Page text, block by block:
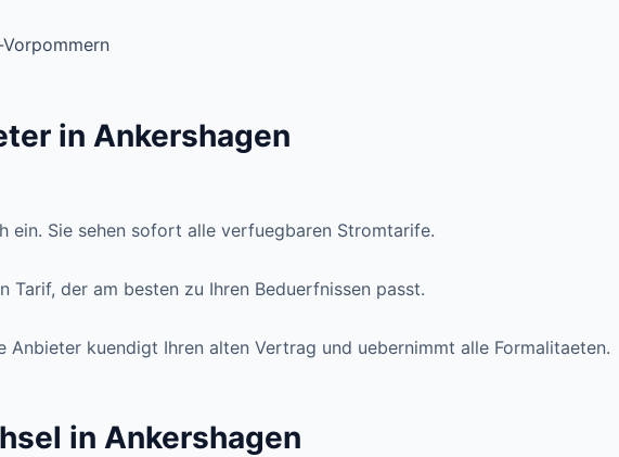
in Ankershagen
ein. Sie sehen sofort alle verfuegbaren Stromtarife.
Tarif, der am besten zu Ihren Beduerfnissen passt.
Anbieter kuendigt Ihren alten Vertrag und uebernimmt alle Formalitaeten.
in Ankershagen